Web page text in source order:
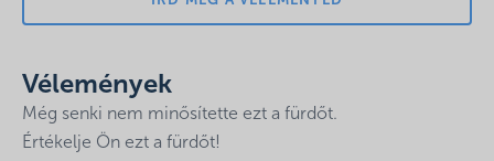
gyermekmedence a gyerekek igényeihez igazodva nyújt
Gyógyászat:
A gyógyvíz, leginkább a reumatikus
megbetegedésekben, többek között az ízületi és
Vélemények
Még senki nem minősítette ezt a fürdőt.
Értékelje Ön ezt a fürdőt!